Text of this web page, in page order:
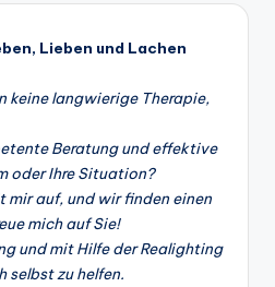
Lieben und Lachen
keine langwierige Therapie,
Beratung und effektive
oder Ihre Situation?
mir auf, und wir finden einen
mich auf Sie!
und mit Hilfe der Realighting
selbst zu helfen.